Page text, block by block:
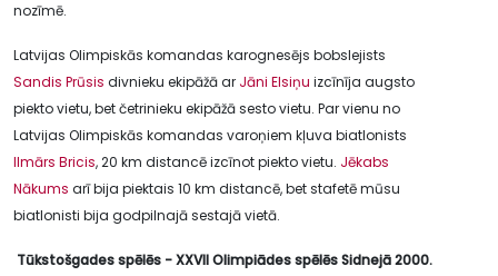
nozīmē.
Latvijas Olimpiskās komandas karognesējs bobslejists
Sandis Prūsis divnieku ekipāžā ar Jāni Elsiņu izcīnīja augsto
piekto vietu, bet četrinieku ekipāžā sesto vietu. Par vienu no
Latvijas Olimpiskās komandas varoņiem kļuva biatlonists
Ilmārs Bricis, 20 km distancē izcīnot piekto vietu. Jēkabs
Nākums arī bija piektais 10 km distancē, bet stafetē mūsu
biatlonisti bija godpilnajā sestajā vietā.
Tūkstošgades spēlēs - XXVII Olimpiādes spēlēs Sidnejā 2000.